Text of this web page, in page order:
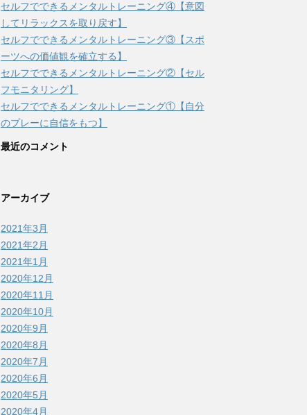
セルフでできるメンタルトレーニング④【意図
してリラックスを取り戻す】
セルフでできるメンタルトレーニング③【スポ
ーツへの価値観を確立する】
セルフでできるメンタルトレーニング②【セル
フモニタリング】
セルフでできるメンタルトレーニング①【自分
のプレーに自信をもつ】
最近のコメント
アーカイブ
2021年3月
2021年2月
2021年1月
2020年12月
2020年11月
2020年10月
2020年9月
2020年8月
2020年7月
2020年6月
2020年5月
2020年4月